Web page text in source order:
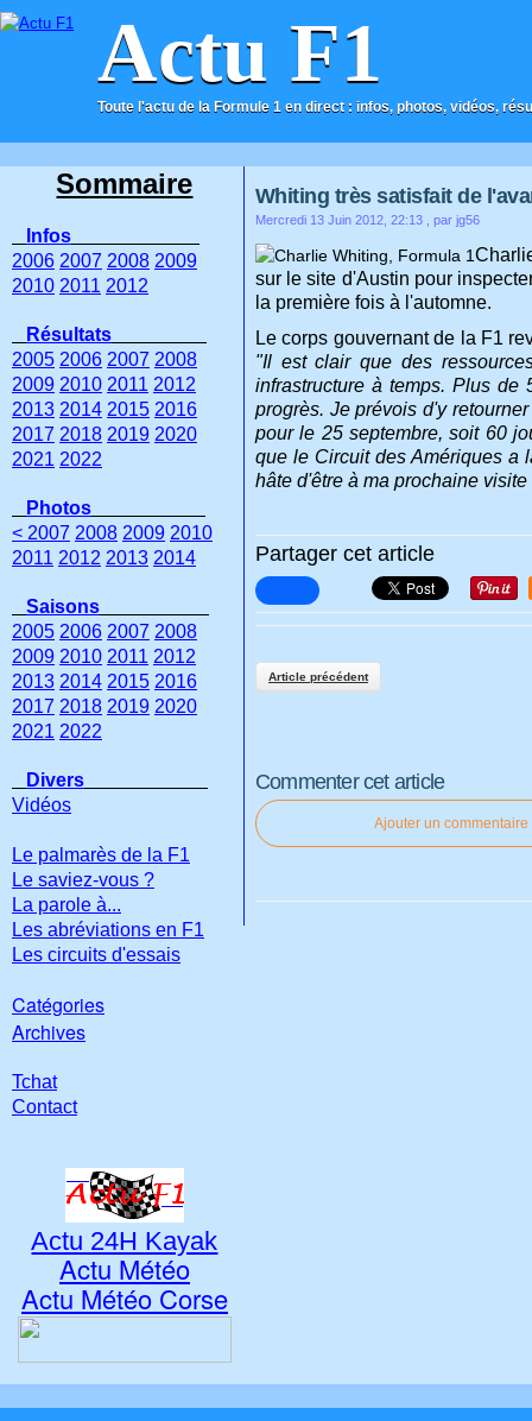
Actu F1
Toute l'actu de la Formule 1 en direct : infos, photos, vidéos,
ACCUEIL CONTACT
Whiting très satisfait de
Mercredi 13 Juin 2012, 22:13 , par jg56
sur le site d'Austin pour
la première fois à l'automne.
Le corps gouvernant de la F1
"Il est clair que des
infrastructure à temps. Plus de
progrès. Je prévois d'y
pour le 25 septembre, soit 60
que le Circuit des Amériques a
hâte d'être à ma prochaine visite
Partager cet article
Article précédent
Commenter cet article
Ajouter un commentaire
Sommaire
Infos
2006 2007 2008 2009
2010 2011 2012
Résultats
2005 2006 2007 2008
2009 2010 2011 2012
2013 2014 2015 2016
2017 2018 2019 2020
2021 2022
Photos
< 2007 2008 2009 2010
2011 2012 2013 2014
Saisons
2005 2006 2007 2008
2009 2010 2011 2012
2013 2014 2015 2016
2017 2018 2019 2020
2021 2022
Divers
Vidéos
Le palmarès de la F1
Le saviez-vous ?
La parole à...
Les abréviations en F1
Les circuits d'essais
Catégories
Archives
Tchat
Contact
Actu 24H Kayak
Actu Météo
Actu Météo Corse